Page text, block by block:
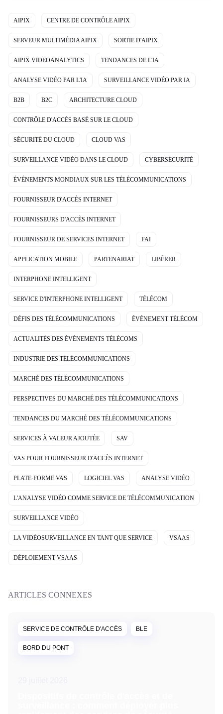
AIPIX CENTRE DE CONTRÔLE AIPIX
SERVEUR MULTIMÉDIA AIPIX SORTIE D'AIPIX
AIPIX VIDEOANALYTICS TENDANCES DE L'IA
ANALYSE VIDÉO PAR L'IA SURVEILLANCE VIDÉO PAR IA
B2B B2C ARCHITECTURE CLOUD
CONTRÔLE D'ACCÈS BASÉ SUR LE CLOUD
SÉCURITÉ DU CLOUD CLOUD VAS
SURVEILLANCE VIDÉO DANS LE CLOUD CYBERSÉCURITÉ
ÉVÉNEMENTS MONDIAUX SUR LES TÉLÉCOMMUNICATIONS
FOURNISSEUR D'ACCÈS INTERNET
FOURNISSEURS D'ACCÈS INTERNET
FOURNISSEUR DE SERVICES INTERNET FAI
APPLICATION MOBILE PARTENARIAT LIBÉRER
INTERPHONE INTELLIGENT
SERVICE D'INTERPHONE INTELLIGENT TÉLÉCOM
DÉFIS DES TÉLÉCOMMUNICATIONS ÉVÉNEMENT TÉLÉCOM
ACTUALITÉS DES ÉVÉNEMENTS TÉLÉCOMS
INDUSTRIE DES TÉLÉCOMMUNICATIONS
MARCHÉ DES TÉLÉCOMMUNICATIONS
PERSPECTIVES DU MARCHÉ DES TÉLÉCOMMUNICATIONS
TENDANCES DU MARCHÉ DES TÉLÉCOMMUNICATIONS
SERVICES À VALEUR AJOUTÉE SAV
VAS POUR FOURNISSEUR D'ACCÈS INTERNET
PLATE-FORME VAS LOGICIEL VAS ANALYSE VIDÉO
L'ANALYSE VIDÉO COMME SERVICE DE TÉLÉCOMMUNICATION
SURVEILLANCE VIDÉO
LA VIDÉOSURVEILLANCE EN TANT QUE SERVICE VSAAS
DÉPLOIEMENT VSAAS
ARTICLES CONNEXES
SERVICE DE CONTRÔLE D'ACCÈS BLE
BORD DU PONT